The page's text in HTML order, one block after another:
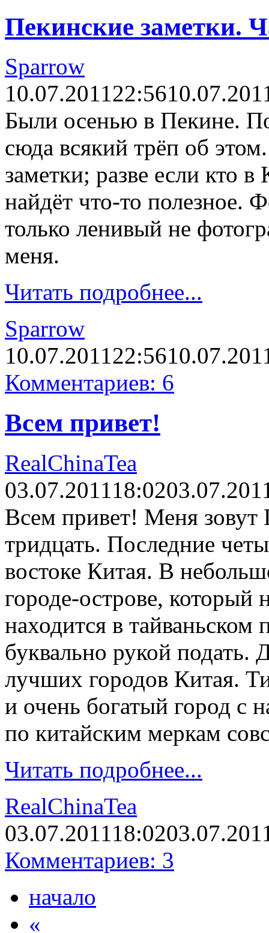
Пекинские заметки.
Sparrow
10.07.201122:56
Были осенью в Пекине.
сюда всякий трёп об
заметки; разве если кто
найдёт что-то полезное.
только ленивый не
меня.
Читать подробнее...
Sparrow
10.07.201122:56
Комментариев: 6
Всем привет!
RealChinaTea
03.07.201118:02
Всем привет! Меня
тридцать. Последние
востоке Китая. В
городе-острове, который
находится в
буквально рукой
лучших городов Китая.
и очень богатый город с
по китайским меркам
Читать подробнее...
RealChinaTea
03.07.201118:02
Комментариев: 3
начало
«